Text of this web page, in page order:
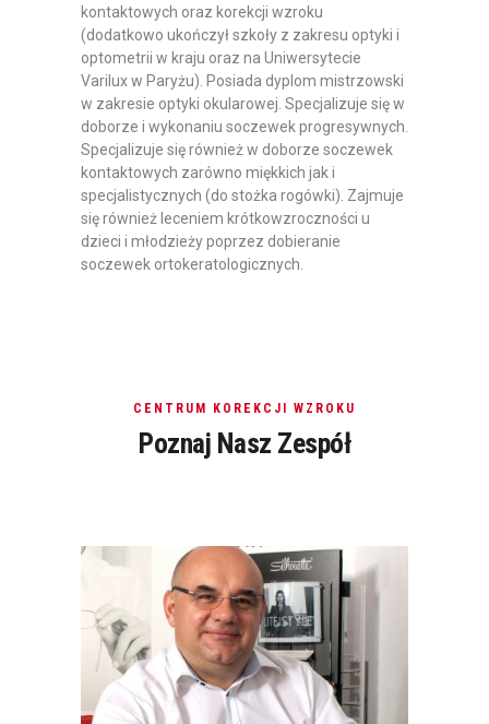
kontaktowych oraz korekcji wzroku
(dodatkowo ukończył szkoły z zakresu optyki i
optometrii w kraju oraz na Uniwersytecie
Varilux w Paryżu). Posiada dyplom mistrzowski
w zakresie optyki okularowej. Specjalizuje się w
doborze i wykonaniu soczewek progresywnych.
Specjalizuje się również w doborze soczewek
kontaktowych zarówno miękkich jak i
specjalistycznych (do stożka rogówki). Zajmuje
się również leceniem krótkowzroczności u
dzieci i młodzieży poprzez dobieranie
soczewek ortokeratologicznych.
CENTRUM KOREKCJI WZROKU
Poznaj Nasz Zespół